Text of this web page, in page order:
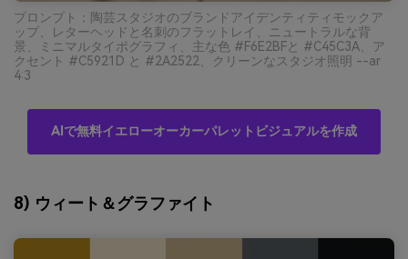
プロンプト：陶芸スタジオのブランドアイデンティティモックア
ップ、レターヘッドと名刺のフラットレイ、ニュートラルな背
景、ミニマルタイポグラフィ、主な色 #F6E2BFと #C45C3A、ア
クセント #C5921D と #2A2522、クリーンなスタジオ照明 --ar
4:3
AIで無料イエローオーカーパレットビジュアルを作成
8) ウィート＆グラファイト